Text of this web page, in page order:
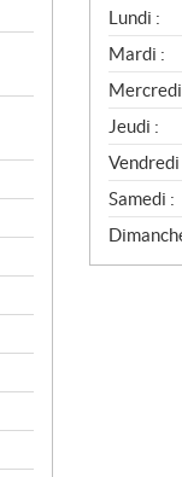
G
É
N
É
R
A
L
Lundi :
Mardi :
Jeudi :
Vendredi
Samedi :